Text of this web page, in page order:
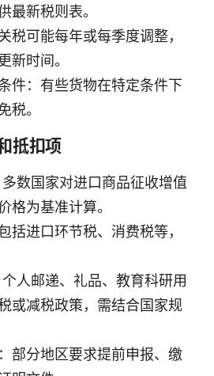
最新税则表。
税可能每年或每季度调整，
新时间。
件：有些货物在特定条件下
税。
抵扣项
数国家对进口商品征收增值
格为基准计算。
括进口环节税、消费税等，
人邮递、礼品、教育科研用
或减税政策，需结合国家规
部分地区要求提前申报、缴